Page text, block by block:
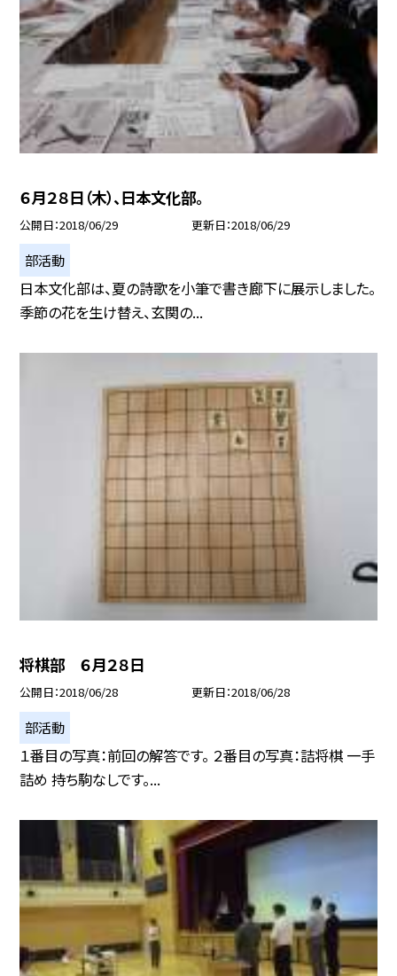
６月２８日（木）、日本文化部。
公開日 2018/06/29 更新日 2018/06/29
部活動
日本文化部は、夏の詩歌を小筆で書き廊下に展示しました。
季節の花を生け替え、玄関の...
将棋部 ６月２８日
公開日 2018/06/28 更新日 2018/06/28
部活動
１番目の写真：前回の解答です。 ２番目の写真：詰将棋 一手
詰め 持ち駒なしです。...